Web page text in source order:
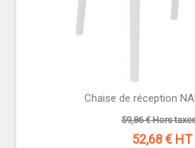
Chaise de réception
59,86 € Hors
52,68€ HT